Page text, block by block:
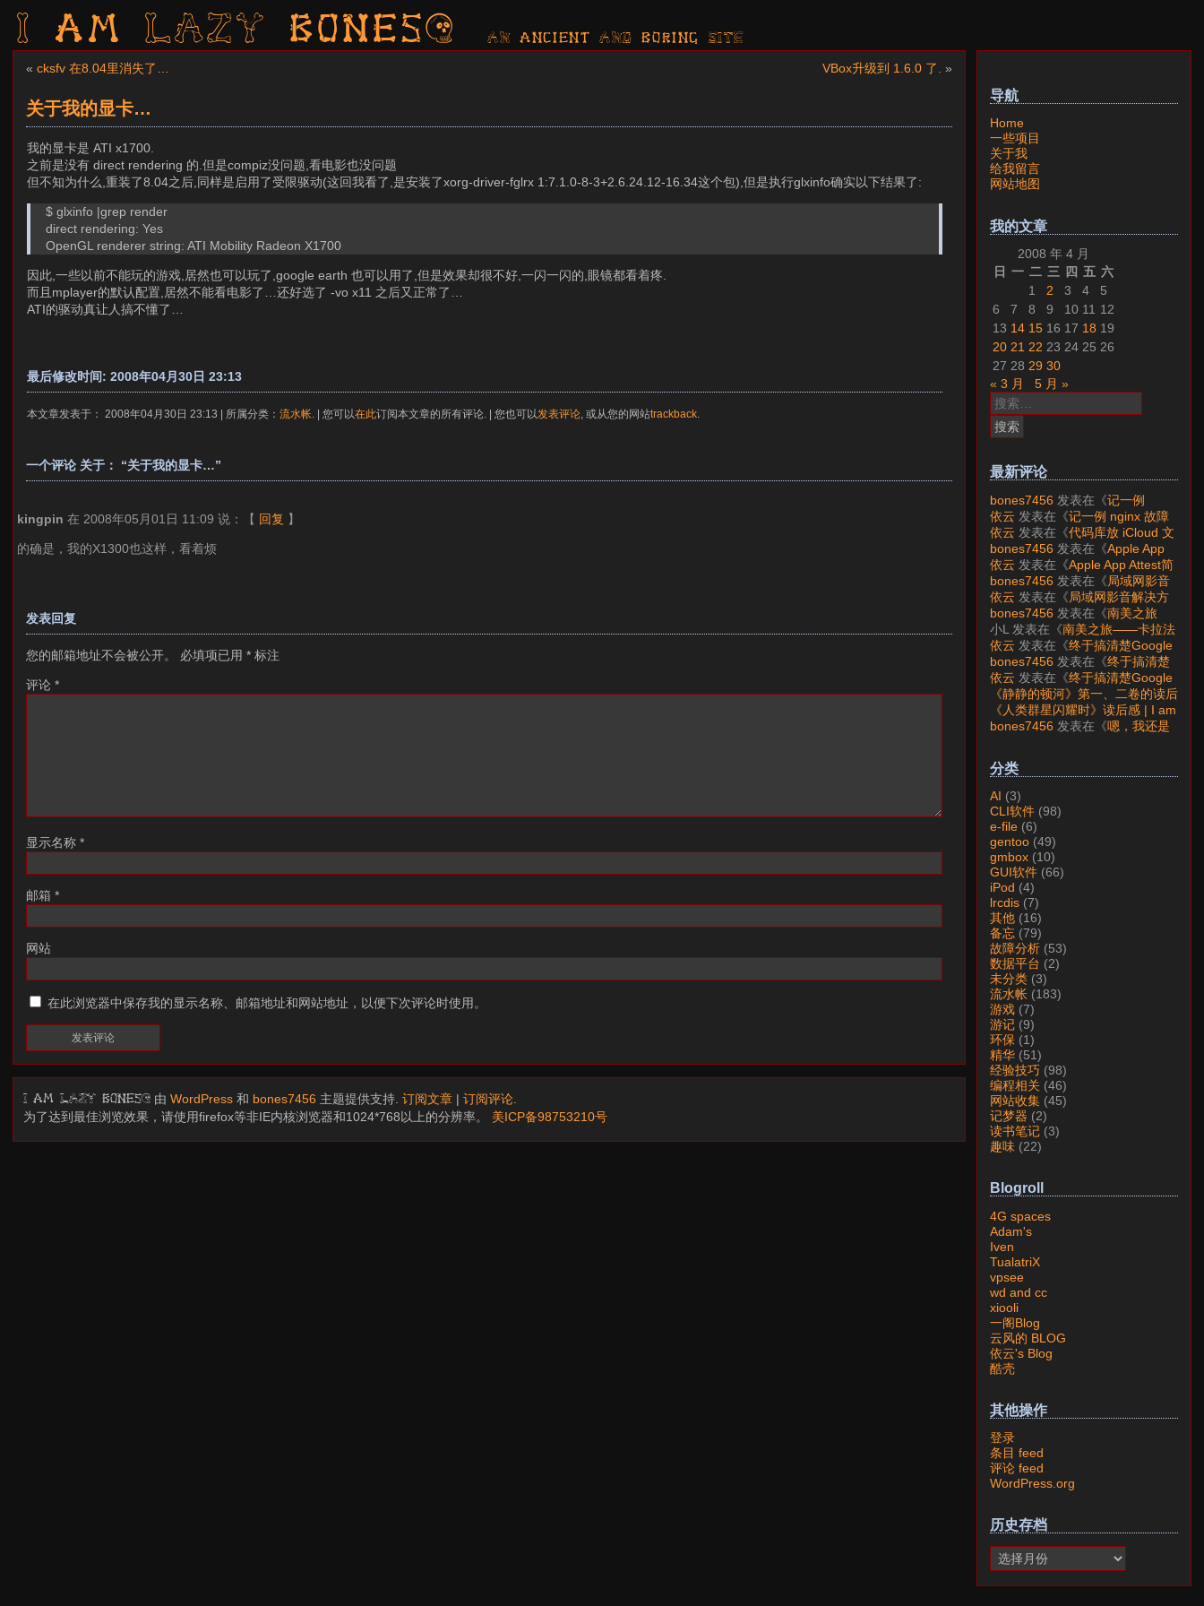
I am LAZY bones? AN ancient AND boring SITE
« cksfv 在8.04里消失了… VBox升级到 1.6.0 了. »
关于我的显卡…
我的显卡是 ATI x1700.
之前是没有 direct rendering 的.但是compiz没问题,看电影也没问题
但不知为什么,重装了8.04之后,同样是启用了受限驱动(这回我看了,是安装了xorg-driver-fglrx 1:7.1.0-8-3+2.6.24.12-16.34这个包),但是执行glxinfo确实以下结果了:
$ glxinfo |grep render
direct rendering: Yes
OpenGL renderer string: ATI Mobility Radeon X1700
因此,一些以前不能玩的游戏,居然也可以玩了,google earth 也可以用了,但是效果却很不好,一闪一闪的,眼镜都看着疼.
而且mplayer的默认配置,居然不能看电影了…还好选了 -vo x11 之后又正常了…
ATI的驱动真让人搞不懂了…
最后修改时间: 2008年04月30日 23:13
本文章发表于： 2008年04月30日 23:13 | 所属分类：流水帐 . | 您可以在此订阅本文章的所有评论. | 您也可以 发表评论 , 或从您的网站trackback
一个评论 关于： “关于我的显卡…”
kingpin 在 2008年05月01日 11:09 说： 【 回复 】
的确是，我的X1300也这样，看着烦
发表回复
您的邮箱地址不会被公开。 必填项已用 * 标注
评论 *
显示名称 *
邮箱 *
网站
在此浏览器中保存我的显示名称、邮箱地址和网站地址，以便下次评论时使用。
I am LAZY bones? 由WordPress 和 bones7456 主题提供支持.订阅文章 |订阅评论
为了达到最佳浏览效果，请使用firefox等非IE内核浏览器和1024*768以上的分辨率。 美ICP备98753210号
导航
Home
一些项目
关于我
给我留言
网站地图
我的文章
2008 年 4 月
日 一 二 三 四 五 六
1
2 3 4
5
6
7 8 9 10 11 12
13 14 15 16 17 18 19
20 21 22 23 24 25 26
27 28 29 30
« 3 月
5 月 »
搜
索：
最新评论
bones7456 发表在《记一例
nginx 故障分析》
依云 发表在《记一例 nginx 故障
分析 》
依云 发表在《代码库放 iCloud 文
件夹会怎样？》
bones7456 发表在《Apple App
Attest简介》
依云 发表在《Apple App Attest简
介》
bones7456 发表在《局域网影音
解决方案——Jellyfin》
依云 发表在《局域网影音解决方
案——Jellyfin》
bones7456 发表在《南美之旅
——卡拉法特看莫雷诺大冰川》
小L 发表在《南美之旅——卡拉法
特看莫雷诺大冰川》
依云 发表在《终于搞清楚Google
账号的所属国家的逻辑了》
bones7456 发表在《终于搞清楚
Google账号的所属国家的逻辑
了》
依云 发表在《终于搞清楚Google
账号的所属国家的逻辑了》
《静静的顿河》第一、二卷的读后
感 | I am LAZY bones?发表在
《《人类群星闪耀时》读后感》
《人类群星闪耀时》读后感 | I am
LAZY bones?发表在《
《显微镜
bones7456 发表在《嗯，我还是
分类
AI (3)
CLI软件 (98)
e-file (6)
gentoo (49)
gmbox (10)
GUI软件 (66)
iPod (4)
lrcdis (7)
其他 (16)
备忘 (79)
故障分析 (53)
数据平台 (2)
未分类 (3)
流水帐 (183)
游戏 (7)
游记 (9)
环保 (1)
精华 (51)
经验技巧 (98)
编程相关 (46)
网站收集 (45)
记梦器 (2)
读书笔记 (3)
趣味 (22)
Blogroll
4G spaces
Adam's
Iven
TualatriX
vpsee
wd and cc
xiooli
一阁Blog
云风的 BLOG
依云's Blog
酷壳
其他操作
登录
条目 feed
评论 feed
WordPress.org
历史存档